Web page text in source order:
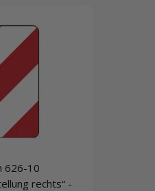
626-10
rechts“ -